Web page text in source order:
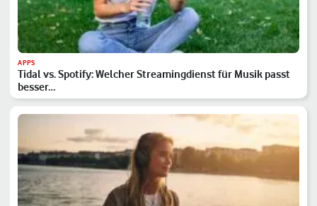
APPS
Tidal vs. Spotify: Welcher Streamingdienst für Musik passt
besser…